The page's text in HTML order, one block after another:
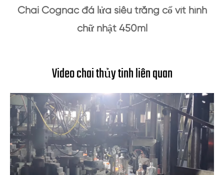
Chai Cognac đá lửa siêu trắng cổ vít hình
chữ nhật 450ml
Video chai thủy tinh liên quan